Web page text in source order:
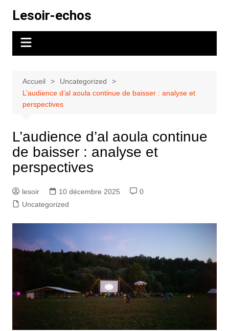
contenu
Lesoir-echos
Accueil
Uncategorized
L’audience d’al aoula continue de baisser : analyse et
perspectives
L’audience d’al aoula continue
de baisser : analyse et
perspectives
lesoir 10 décembre 2025
0
Uncategorized